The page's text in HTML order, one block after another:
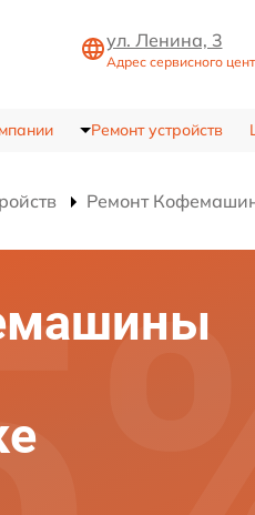
ул. Ленина, 3
Адрес сервисного
Ремонт устройств
Ремонт